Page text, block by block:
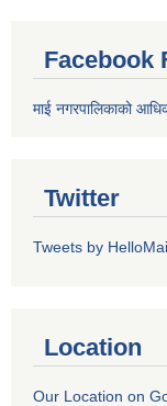
Facebook
माई नगरपालिकाको
Twitter
Tweets by
Location
Our Location on